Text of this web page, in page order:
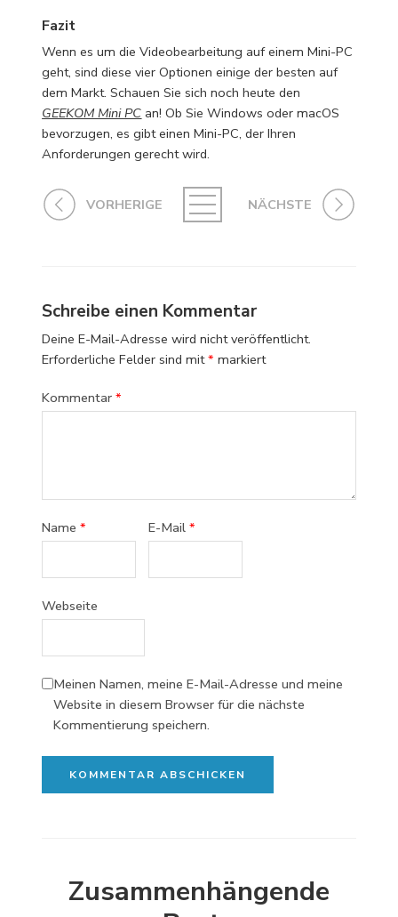
Fazit
Wenn es um die Videobearbeitung auf einem Mini-PC
geht, sind diese vier Optionen einige der besten auf
dem Markt. Schauen Sie sich noch heute den
GEEKOM Mini PC an! Ob Sie Windows oder macOS
bevorzugen, es gibt einen Mini-PC, der Ihren
Anforderungen gerecht wird.
VORHERIGE NÄCHSTE
Schreibe einen Kommentar
Deine E-Mail-Adresse wird nicht veröffentlicht.
Erforderliche Felder sind mit* markiert
Kommentar*
Name* E-Mail*
Webseite
Meinen Namen, meine E-Mail-Adresse und meine
Website in diesem Browser für die nächste
Kommentierung speichern.
Zusammenhängende